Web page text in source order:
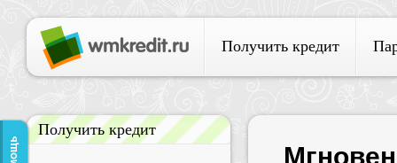
Получить кредит
Получить кредит